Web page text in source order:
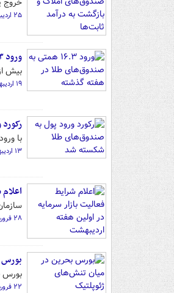
۲۵ اردیبهشت ۰۵ - ۰۹:۵۰
ورود ۱۶.۳ همتی به صندوق‌های طلا در هفته گذشته
بیش از ۱۶ هزار میلیارد تومان پول حقیقی در هفته گذشته جذب
۱۹ اردیبهشت ۰۵ - ۱۳:۰۰
با ورود ۷.۸ همت پول حقیقی به صندوق‌های طلا، رکورد ورود پول به این صندوق‌ها شکسته شد.
۱۳ اردیبهشت ۰۵ - ۰۸:۳۲
۲۸ فروردین ۰۵ - ۱۵:۲۰
بورس
بورس
۲۲ فروردین ۰۵ - ۱۰:۱۷